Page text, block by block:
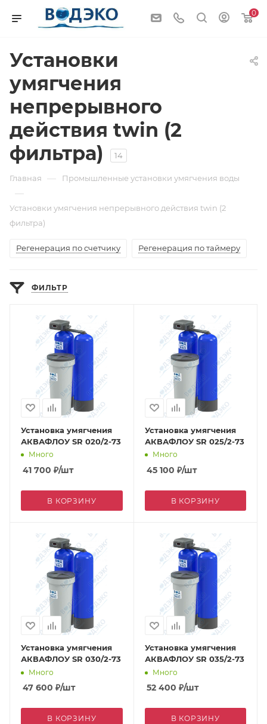
0
Установки
умягчения
непрерывного
действия twin (2
фильтра)
14
Главная — Промышленные установки умягчения воды
—
Установки умягчения непрерывного действия twin (2
фильтра)
Регенерация по счетчику Регенерация по таймеру
ФИЛЬТР
Установка умягчения
АКВАФЛОУ SR 020/2-73
Много
41 700 ₽/шт
В КОРЗИНУ
Установка умягчения
АКВАФЛОУ SR 025/2-73
Много
45 100 ₽/шт
В КОРЗИНУ
Установка умягчения
АКВАФЛОУ SR 030/2-73
Много
47 600 ₽/шт
В КОРЗИНУ
Установка умягчения
АКВАФЛОУ SR 035/2-73
Много
52 400 ₽/шт
В КОРЗИНУ